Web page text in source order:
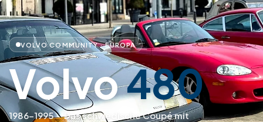
VOLVO COMMUNITY · EUROPA
Volvo480
1986–1995·Das schwedische Coupé mit